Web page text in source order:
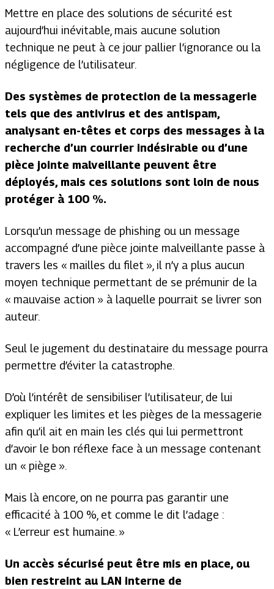
Mettre en place des solutions de sécurité est
aujourd’hui inévitable, mais aucune solution
technique ne peut à ce jour pallier l’ignorance ou la
négligence de l’utilisateur.
Des systèmes de protection de la messagerie
tels que des antivirus et des antispam,
analysant en-têtes et corps des messages à la
recherche d’un courrier indésirable ou d’une
pièce jointe malveillante peuvent être
déployés, mais ces solutions sont loin de nous
protéger à 100 %.
Lorsqu’un message de phishing ou un message
accompagné d’une pièce jointe malveillante passe à
travers les « mailles du filet », il n’y a plus aucun
moyen technique permettant de se prémunir de la
« mauvaise action » à laquelle pourrait se livrer son
auteur.
Seul le jugement du destinataire du message pourra
permettre d’éviter la catastrophe.
D’où l’intérêt de sensibiliser l’utilisateur, de lui
expliquer les limites et les pièges de la messagerie
afin qu’il ait en main les clés qui lui permettront
d’avoir le bon réflexe face à un message contenant
un « piège ».
Mais là encore, on ne pourra pas garantir une
efficacité à 100 %, et comme le dit l’adage :
« L’erreur est humaine. »
Un accès sécurisé peut être mis en place, ou
bien restreint au LAN interne de